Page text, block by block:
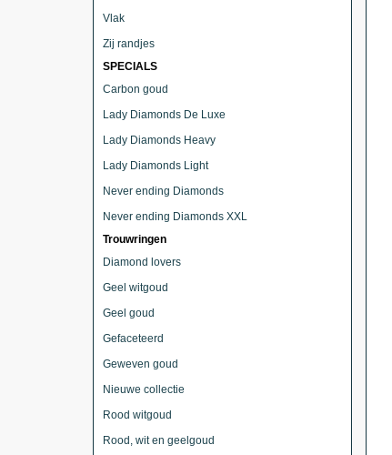
Vlak
Zij randjes
SPECIALS
Carbon goud
Lady Diamonds De Luxe
Lady Diamonds Heavy
Lady Diamonds Light
Never ending Diamonds
Never ending Diamonds XXL
Trouwringen
Diamond lovers
Geel witgoud
Geel goud
Gefaceteerd
Geweven goud
Nieuwe collectie
Rood witgoud
Rood, wit en geelgoud